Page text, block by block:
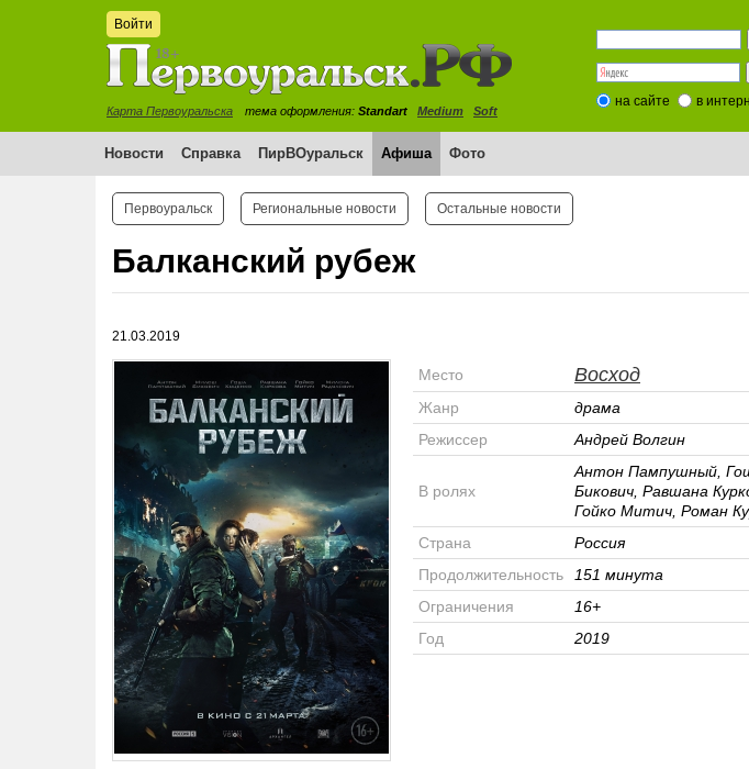
Войти
Карта Первоуральска тема оформления: Standart Medium Soft
на сайте в
Новости Справка ПирВОуральск Афиша Фото
Первоуральск Региональные новости Остальные новости
Балканский рубеж
21.03.2019
Место Восход
Жанр
драма
Режиссер
Андрей Волгин
В ролях
Антон Пампушный,
Бикович, Равшана
Гойко Митич, Роман
Страна
Россия
Продолжительность
151 минута
Ограничения
16+
Год
2019